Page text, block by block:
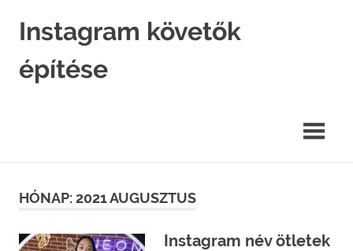
Instagram követők
építése
HÓNAP: 2021 AUGUSZTUS
Instagram név ötletek